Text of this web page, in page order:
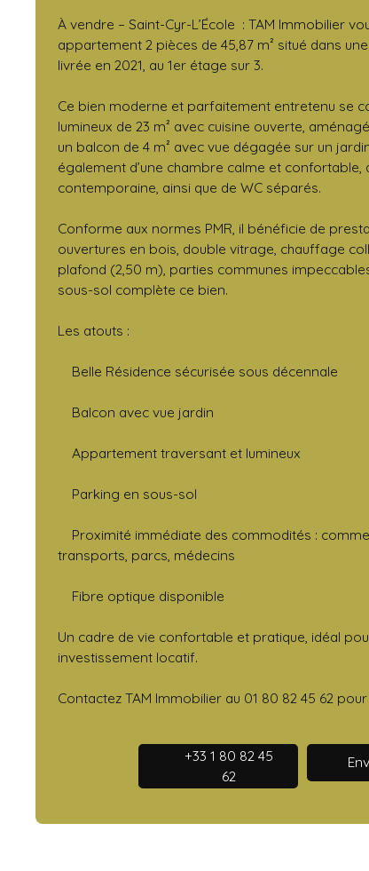
À vendre – Saint-Cyr-L’École : TAM Immobilier
appartement 2 pièces de 45,87 m² situé dans
livrée en 2021, au 1er étage sur 3.
Ce bien moderne et parfaitement entretenu se
lumineux de 23 m² avec cuisine ouverte,
un balcon de 4 m² avec vue dégagée sur un
également d’une chambre calme et confortable,
contemporaine, ainsi que de WC séparés.
Conforme aux normes PMR, il bénéficie de
ouvertures en bois, double vitrage, chauffage
plafond (2,50 m), parties communes
sous-sol complète ce bien.
Les atouts :
Belle Résidence sécurisée sous décennale
Balcon avec vue jardin
Appartement traversant et lumineux
Parking en sous-sol
Proximité immédiate des commodités :
transports, parcs, médecins
Fibre optique disponible
Un cadre de vie confortable et pratique, idéal
investissement locatif.
Contactez TAM Immobilier au 01 80 82 45 62
+33 1 80 82 45
62